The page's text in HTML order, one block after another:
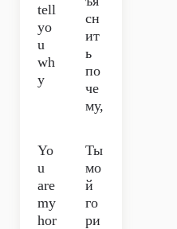
tell
yo
u
wh
y
сн
ит
ь
по
че
му,
Yo
u
are
my
hor
Ты
мо
й
го
ри